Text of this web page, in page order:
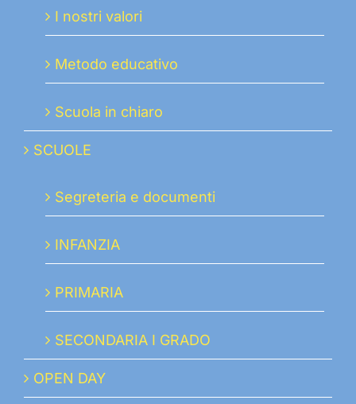
I nostri valori
Metodo educativo
Scuola in chiaro
SCUOLE
Segreteria e documenti
INFANZIA
PRIMARIA
SECONDARIA I GRADO
OPEN DAY